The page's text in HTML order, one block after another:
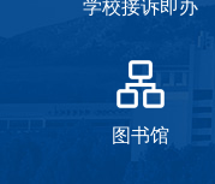
学校接诉即办
图书馆